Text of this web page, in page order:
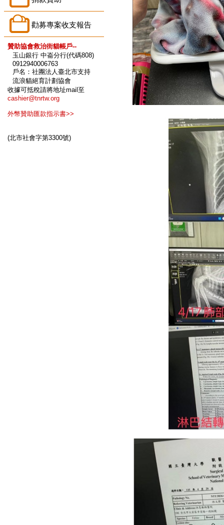
勸募專案收支報告
贊助協會救治街貓帳戶--
玉山銀行 中崙分行(代碼808)
0912940006763
戶名：社團法人臺北市支持
流浪貓絕育計劃協會
收據可抵稅請將地址mail至
cashier@tnrtw.org
外幣贊助匯款指示書>>
(北市社會字第3300號)